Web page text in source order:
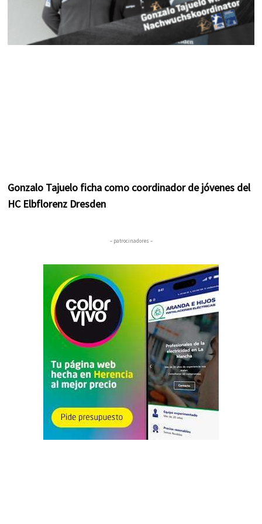
Gonzalo Tajuelo ficha como coordinador de jóvenes del
HC Elbflorenz Dresden
– patrocinadores –